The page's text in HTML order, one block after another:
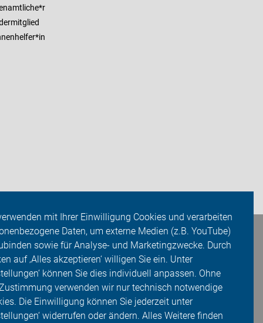
mit Ihrer Einwilligung Cookies und verarbeiten
Daten, um externe Medien (z.B. YouTube)
sowie für Analyse- und Marketingzwecke. Durch
auf ‚Alles akzeptieren‘ willigen Sie ein. Unter
können Sie dies individuell anpassen. Ohne
verwenden wir nur technisch notwendige
Die Einwilligung können Sie jederzeit unter
widerrufen oder ändern. Alles Weitere finden